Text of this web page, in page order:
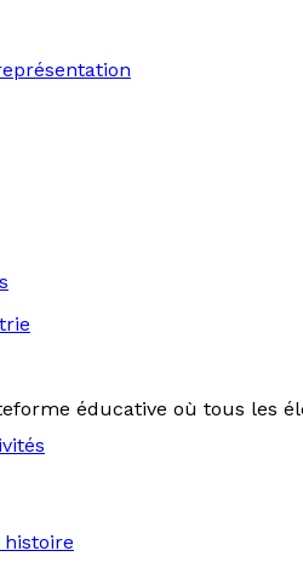
éducative où tous les
histoire